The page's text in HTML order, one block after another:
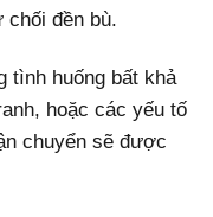
chối đền bù.
tình huống bất khả
hoặc các yếu tố
chuyển sẽ được